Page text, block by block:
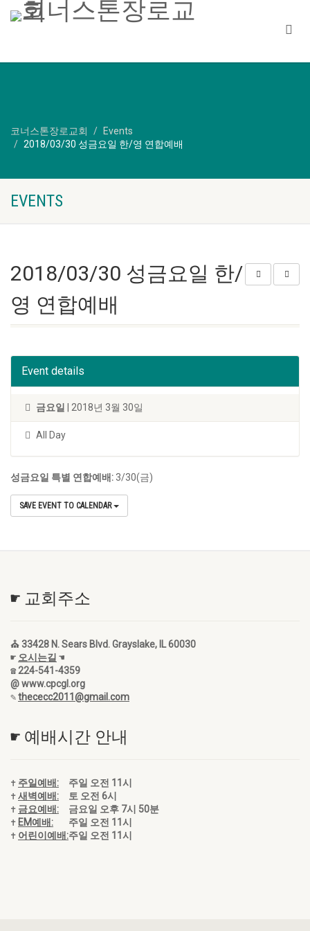
코너스톤장로교회
Events
2018/03/30 성금요일 한/영 연합예배
EVENTS
2018/03/30 성금요일 한/
영 연합예배
Event details
금요일 | 2018년 3월 30일
All Day
성금요일 특별 연합예배: 3/30(금)
SAVE EVENT TO CALENDAR
☛ 교회주소
⛪ 33428 N. Sears Blvd. Grayslake, IL 60030
☛ 오시는길 ☚
☎ 224-541-4359
@ www.cpcgl.org
✎thececc2011@gmail.com
☛ 예배시간 안내
✝ 주일예배:
주일 오전 11시
✝새벽예배:
토 오전 6시
✝ 금요예배:
금요일 오후 7시 50분
✝ EM예배:
주일 오전 11시
✝ 어린이예배:주일 오전 11시